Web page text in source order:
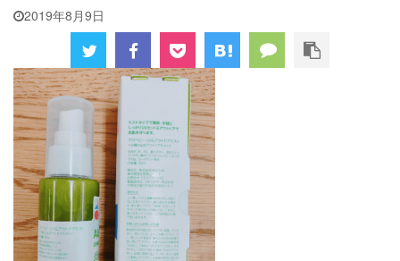
2019年8月9日